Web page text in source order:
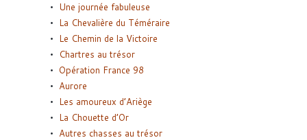
Une journée fabuleuse
La Chevalière du Téméraire
Le Chemin de la Victoire
Chartres au trésor
Opération France 98
Aurore
Les amoureux d’Ariège
La Chouette d’Or
Autres chasses au trésor